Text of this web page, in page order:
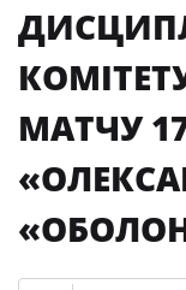
МАТЧУ